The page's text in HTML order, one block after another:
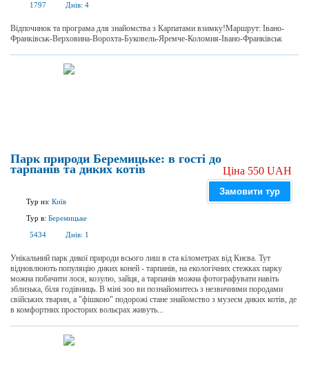
1797
Днів: 4
Відпочинок та програма для знайомства з Карпатами взимку!Маршрут: Івано-
Франківськ-Верховина-Ворохта-Буковель-Яремче-Коломия-Івано-Франківськ
Парк природи Беремицьке: в гості до
тарпанів та диких котів
Тур из: Київ
Тур в: Беремицьке
5434
Днів: 1
Ціна 550 UAH
Замовити тур
Унікальний парк дикої природи всього лиш в ста кілометрах від Києва. Тут
відновлюють популяцію диких коней - тарпанів, на екологічних стежках парку
можна побачити лося, козулю, зайця, а тарпанів можна фотографувати навіть
зблизька, біля годівниць. В міні зоо ви познайомитесь з незвичними породами
свійських тварин, а "фішкою" подорожі стане знайомство з музеєм диких котів, де
в комфортних просторих вольєрах живуть...